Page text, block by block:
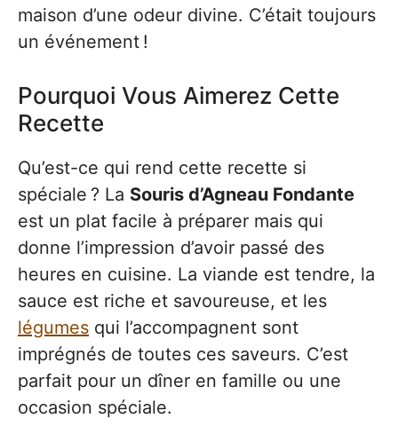
maison d’une odeur divine. C’était toujours
un événement !
Pourquoi Vous Aimerez Cette
Recette
Qu’est-ce qui rend cette recette si
spéciale ? La Souris d’Agneau Fondante
est un plat facile à préparer mais qui
donne l’impression d’avoir passé des
heures en cuisine. La viande est tendre, la
sauce est riche et savoureuse, et les
légumes qui l’accompagnent sont
imprégnés de toutes ces saveurs. C’est
parfait pour un dîner en famille ou une
occasion spéciale.